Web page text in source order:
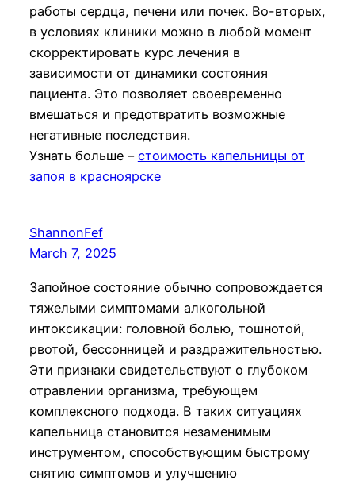
работы сердца, печени или почек. Во-вторых,
в условиях клиники можно в любой момент
скорректировать курс лечения в
зависимости от динамики состояния
пациента. Это позволяет своевременно
вмешаться и предотвратить возможные
негативные последствия.
Узнать больше – стоимость капельницы от
запоя в красноярске
ShannonFef
March 7, 2025
Запойное состояние обычно сопровождается
тяжелыми симптомами алкогольной
интоксикации: головной болью, тошнотой,
рвотой, бессонницей и раздражительностью.
Эти признаки свидетельствуют о глубоком
отравлении организма, требующем
комплексного подхода. В таких ситуациях
капельница становится незаменимым
инструментом, способствующим быстрому
снятию симптомов и улучшению